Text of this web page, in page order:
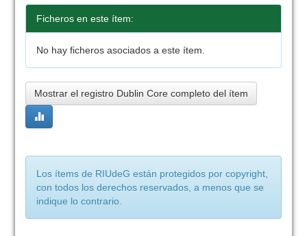
Ficheros en este ítem:
No hay ficheros asociados a este ítem.
Mostrar el registro Dublin Core completo del ítem
Los ítems de RIUdeG están protegidos por copyright,
con todos los derechos reservados, a menos que se
indique lo contrario.